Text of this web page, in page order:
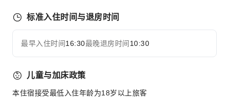
标准入住时间与退房时间
最早入住时间16:30最晚退房时间 10:30
儿童与加床政策
本住宿接受最低入住年龄为18岁以上旅客